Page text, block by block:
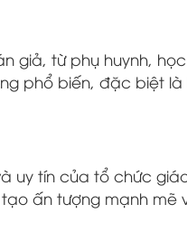
giả, từ phụ huynh,
phổ biến, đặc biệt
uy tín của tổ chức
ấn tượng mạnh